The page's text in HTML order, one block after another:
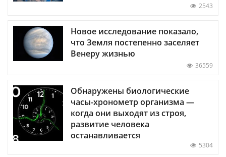
2543
Новое исследование показало,
что Земля постепенно заселяет
Венеру жизнью
36559
Обнаружены биологические
часы-хронометр организма —
когда они выходят из строя,
развитие человека
останавливается
5304